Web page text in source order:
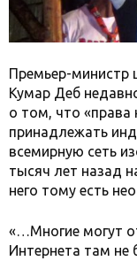
Премьер-министр
Кумар Деб
о том, что «права
принадлежать
всемирную сеть
тысяч лет назад
него тому есть
«…Многие могут
Интернета там